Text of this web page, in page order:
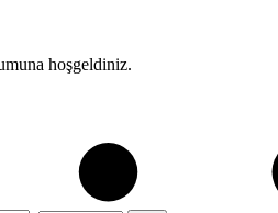
hoşgeldiniz.